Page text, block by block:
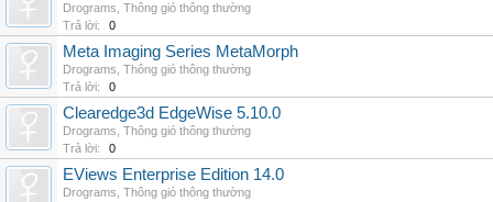
Drograms Thông gió thông thường
Trả lời:
0
Meta Imaging Series MetaMorph
Drograms Thông gió thông thường
Trả lời:
0
Clearedge3d EdgeWise 5.10.0
Drograms Thông gió thông thường
Trả lời:
0
EViews Enterprise Edition 14.0
Drograms Thông gió thông thường